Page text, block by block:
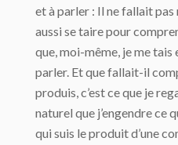
et à parler : Il ne fallait
aussi se taire pour
que, moi-même, je me tais
parler. Et que fallait-il
produis, c’est ce que je
naturel que j’engendre ce
qui suis le produit d’une